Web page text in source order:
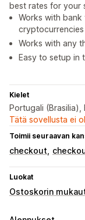
best rates for your
Works with bank
cryptocurrencies
Works with any
Easy to setup in
Kielet
Portugali (Brasilia),
Tätä sovellusta ei
Toimii seuraavan
checkout
Luokat
Ostoskorin